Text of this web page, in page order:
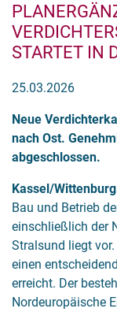
STARTET IN
25.03.2026
Neue
nach Ost.
abgeschlossen.
Kassel/
Bau und Betrieb
einschließlich der
Stralsund liegt
einen
erreicht. Der
Nordeuropäische